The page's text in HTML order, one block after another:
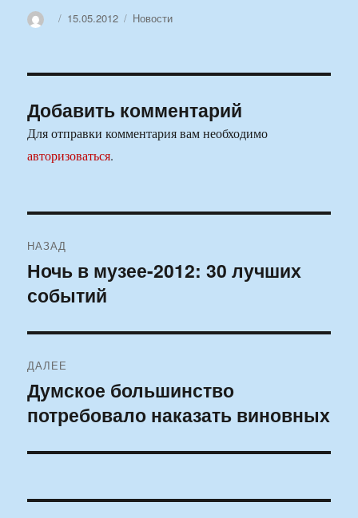
АвторОпубликовано
15.05.2012 Рубрики
Новости
Добавить комментарий
Для отправки комментария вам необходимо
авторизоваться.
по
записям
НАЗАД
Предыдущая
запись:
Ночь в музее-2012: 30 лучших
событий
ДАЛЕЕ
Следующая
запись:
Думское большинство
потребовало наказать виновных